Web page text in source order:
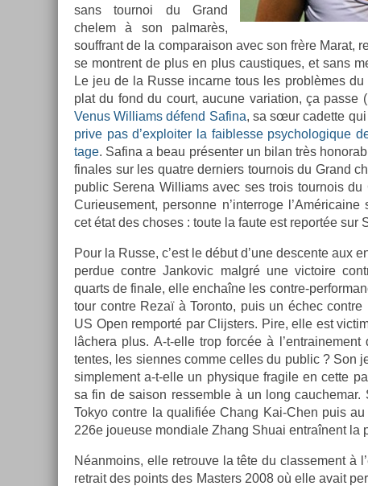
sans tour­noi du Grand
chelem à son pal­marès,
souffrant de la com­paraison avec son frère Marat,
se montrent de plus en plus caus­tiques, et sans
Le jeu de la Russe in­car­ne tous les problèmes
plat du fond du court, aucune varia­tion, ça passe
Venus Wil­liams défend Safina, sa sœur cadet­te
prive pas d’exploit­er la faib­lesse psyc­hologique
tage. Safina a beau présent­er un bilan très
finales sur les quat­re de­rni­ers tour­nois du Grand
pub­lic Serena Wil­liams avec ses trois tour­nois du
Curieuse­ment, per­son­ne n’in­terroge
cet état des choses : toute la faute est re­portée sur
Pour la Russe, c’est le début d’une de­scen­te aux
per­due con­tre Jan­kovic malgré une vic­toire
quarts de fin­ale, elle enchaîne les contre-
tour con­tre Rezaï à Toron­to, puis un échec con­tre
US Open re­mporté par Clijst­ers. Pire, elle est
lâchera plus. A-t-elle trop forcée à
tentes, les sien­nes comme cel­les du pub­lic ? Son
simple­ment a-t-elle un physique fragile en cette
sa fin de saison re­ssemble à un long
Tokyo con­tre la qualifiée Chang Kai-Chen puis
226e joueuse mon­diale Zhang Shuai entraînent la
Néan­moins, elle retro­uve la tête du clas­se­ment à
re­trait des points des Mast­ers 2008 où elle avait